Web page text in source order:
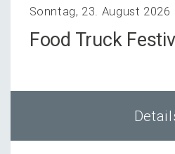
Sonntag, 23. August 2026
Food Truck